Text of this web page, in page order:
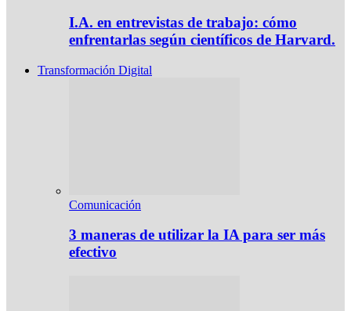
I.A. en entrevistas de trabajo: cómo
enfrentarlas según científicos de Harvard.
Transformación Digital
Comunicación
3 maneras de utilizar la IA para ser más
efectivo